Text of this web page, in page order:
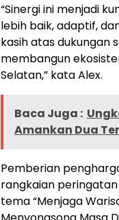
“Sinergi ini menjadi
lebih baik, adaptif,
kasih atas dukungan
membangun
Selatan,” kata Alex.
Baca Juga :
Amankan Dua
Pemberian
rangkaian
tema “Menjaga